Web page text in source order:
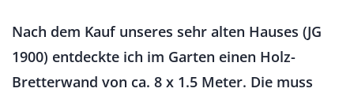
Nach dem Kauf unseres sehr alten Hauses (JG
1900) entdeckte ich im Garten einen Holz-
Bretterwand von ca. 8 x 1.5 Meter. Die muss